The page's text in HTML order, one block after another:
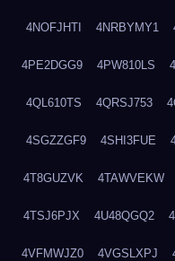
4NOFJHTI 4NRBYMY1
4PE2DGG9 4PW810LS
4QL610TS 4QRSJ753
4SGZZGF9 4SHI3FUE
4T8GUZVK 4TAWVEKW
4TSJ6PJX 4U48QGQ2
4VFMWJZ0 4VGSLXPJ